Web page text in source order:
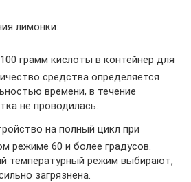
лимонки:
грамм кислоты в контейнер для
средства определяется
времени, в течение
не проводилась.
на полный цикл при
режиме 60 и более градусов.
температурный режим выбирают,
загрязнена.